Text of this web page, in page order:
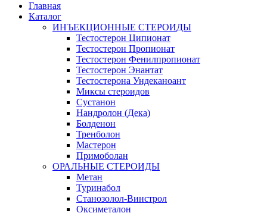
Главная
Каталог
ИНЪЕКЦИОННЫЕ СТЕРОИДЫ
Тестостерон Ципионат
Тестостерон Пропионат
Тестостерон Фенилпропионат
Тестостерон Энантат
Тестостерона Ундеканоант
Миксы стероидов
Сустанон
Нандролон (Дека)
Болденон
Тренболон
Мастерон
Примоболан
ОРАЛЬНЫЕ СТЕРОИДЫ
Метан
Туринабол
Станозолол-Винстрол
Оксиметалон